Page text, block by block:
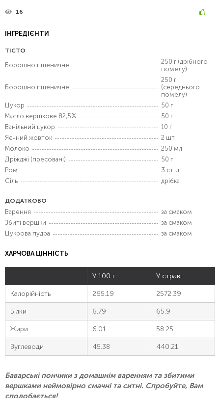
16
ІНГРЕДІЄНТИ
ТІСТО
Борошно пшеничне
250 г (дрібного
помелу)
Борошно пшеничне
250 г
(середнього
помелу)
Цукор
50 г
Масло вершкове 82,5%
50 г
Ванільний цукор
10 г
Яєчний жовток
2 шт.
Молоко
250 мл
Дріжджі (пресовані)
50 г
Ром
3 ст. л.
Сіль
дрібка
ДОДАТКОВО
Варення
за смаком
Збиті вершки
за смаком
Цукрова пудра
за смаком
ХАРЧОВА ЦІННІСТЬ
У 100 г У страві
Калорійність 265.19 2572.39
Білки 6.79 65.9
Жири 6.01 58.25
Вуглеводи 45.38 440.21
Баварські пончики з домашнім варенням та збитими
вершками неймовірно смачні та ситні. Спробуйте, Вам
сподобається!